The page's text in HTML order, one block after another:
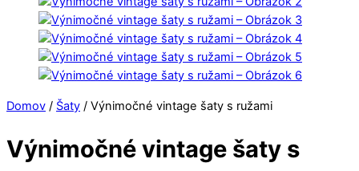
Domov / Šaty / Výnimočné vintage šaty s ružami
Výnimočné vintage šaty s